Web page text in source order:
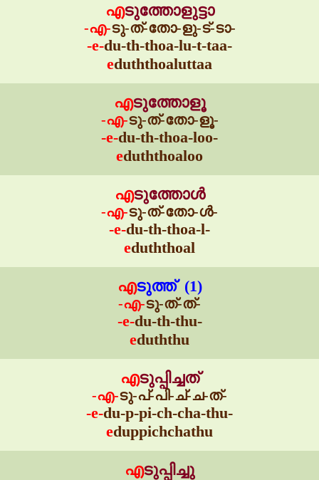
എടുത്തോളുട്ടാ
-എ-ടു-ത്-തോ-ളു-ട്-ടാ-
-e-du-th-thoa-lu-t-taa-
eduththoaluttaa
എടുത്തോളൂ
-എ-ടു-ത്-തോ-ളൂ-
-e-du-th-thoa-loo-
eduththoaloo
എടുത്തോൾ
-എ-ടു-ത്-തോ-ൾ-
-e-du-th-thoa-l-
eduththoal
എടുത്ത് (1)
-എ-ടു-ത്-ത്-
-e-du-th-thu-
eduththu
എടുപ്പിച്ചത്
-എ-ടു-പ്-പി-ച്-ച-ത്-
-e-du-p-pi-ch-cha-thu-
eduppichchathu
എടുപ്പിച്ചു